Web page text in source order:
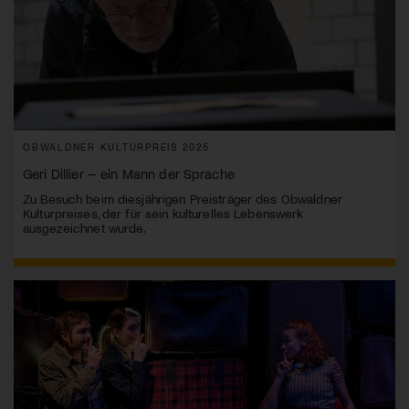
OBWALDNER KULTURPREIS 2025
Geri Dillier – ein Mann der Sprache
Zu Besuch beim diesjährigen Preisträger des Obwaldner
Kulturpreises, der für sein kulturelles Lebenswerk
ausgezeichnet wurde.